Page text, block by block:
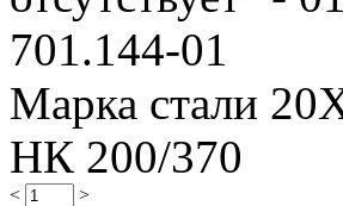
701.144-01
Марка стали
НК 200/370
< >